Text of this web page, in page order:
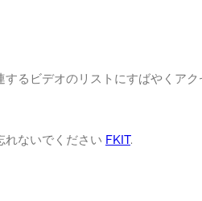
るビデオのリストにすばやくアク
れないでください FKIT.